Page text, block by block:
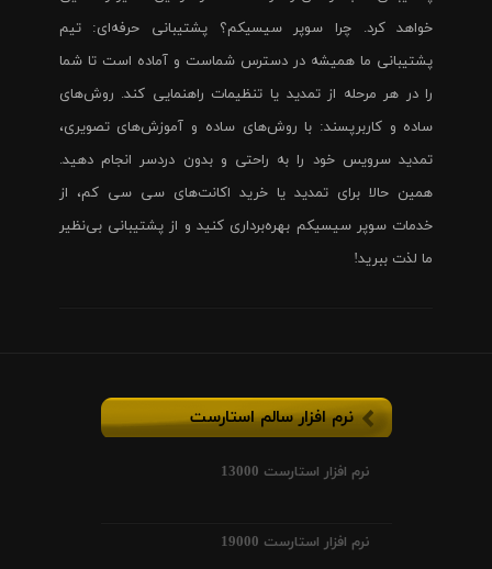
خواهد کرد. چرا سوپر سیسیکم؟ پشتیبانی حرفه‌ای: تیم
پشتیبانی ما همیشه در دسترس شماست و آماده است تا شما
را در هر مرحله از تمدید یا تنظیمات راهنمایی کند. روش‌های
ساده و کاربرپسند: با روش‌های ساده و آموزش‌های تصویری،
تمدید سرویس خود را به راحتی و بدون دردسر انجام دهید.
همین حالا برای تمدید یا خرید اکانت‌های سی سی کم، از
خدمات سوپر سیسیکم بهره‌برداری کنید و از پشتیبانی بی‌نظیر
ما لذت ببرید!
نرم افزار سالم استارست
نرم افزار استارست 13000
نرم افزار استارست 19000